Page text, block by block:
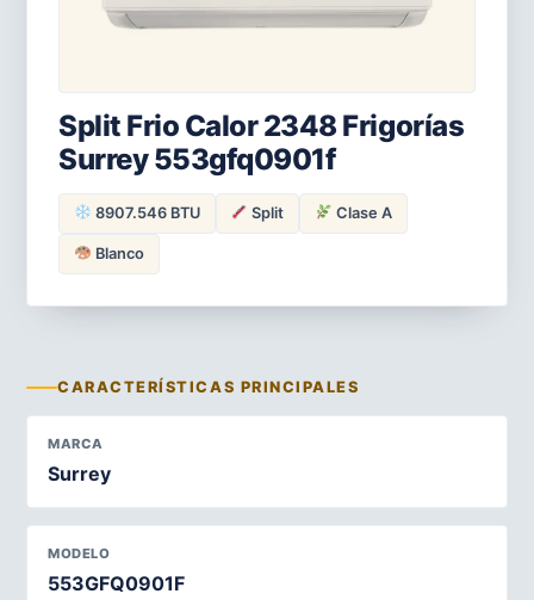
Split Frio Calor 2348 Frigorías
Surrey 553gfq0901f
8907.546 BTU Split Clase A
Blanco
CARACTERÍSTICAS PRINCIPALES
MARCA
Surrey
MODELO
553GFQ0901F